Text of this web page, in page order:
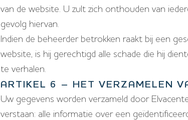
van de website. U zult zich onthouden van
gevolg hiervan.
Indien de beheerder betrokken raakt bij een
website, is hij gerechtigd alle schade die hij
te verhalen.
ARTIKEL 6 – HET VERZAMELEN
Uw gegevens worden verzameld door
verstaan: alle informatie over een